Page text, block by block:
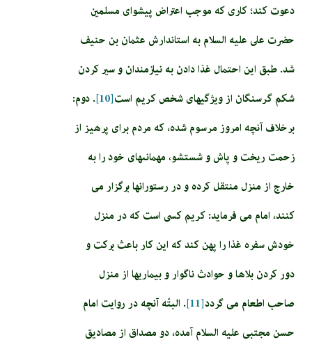
دعوت كند؛ كارى كه موجب اعتراض پيشواى مسلمين
حضرت على عليه السلام به استاندارش عثمان بن حنيف
شد. طبق اين احتمال غذا دادن به نيازمندان و سير كردن
شكم گرسنگان از ويژگي­هاى شخص كريم است[10]
. دوم:
برخلاف آنچه امروز مرسوم شده، كه مردم براى پرهيز از
زحمت ريخت و پاش و شستشو، مهمانى‏هاى خود را به
خارج از منزل منتقل كرده و در رستورانها برگزار مى‏
كنند، امام مى‏ فرمايد: كريم كسى است كه در منزل
خودش سفره غذا را پهن كند كه اين كار باعث بركت و
دور كردن بلاها و حوادث ناگوار و بيماريها از منزل
صاحب اطعام مى‏ گردد[11]
. البتّه آنچه در روايت امام
حسن مجتبى عليه السلام آمده، دو مصداق از مصاديق